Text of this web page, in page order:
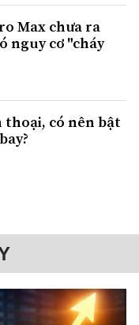
Max chưa ra
nguy cơ "cháy
thoại, có nên bật